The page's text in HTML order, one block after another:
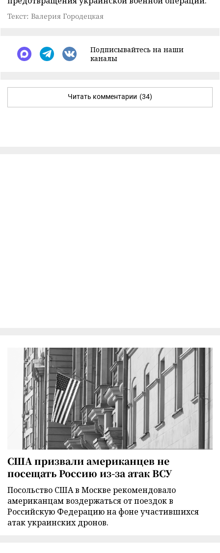
Текст: Валерия Городецкая
Подписывайтесь на наши
каналы
Читать комментарии (34)
США призвали американцев не
посещать Россию из-за атак ВСУ
Посольство США в Москве рекомендовало
американцам воздержаться от поездок в
Российскую Федерацию на фоне участившихся
атак украинских дронов.